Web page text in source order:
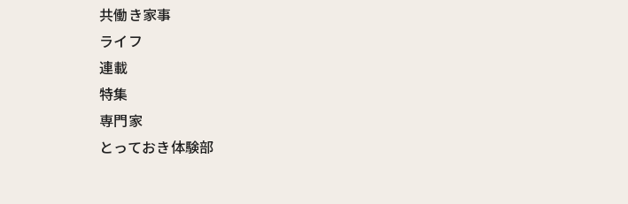
共働き家事
ライフ
連載
特集
専門家
とっておき体験部